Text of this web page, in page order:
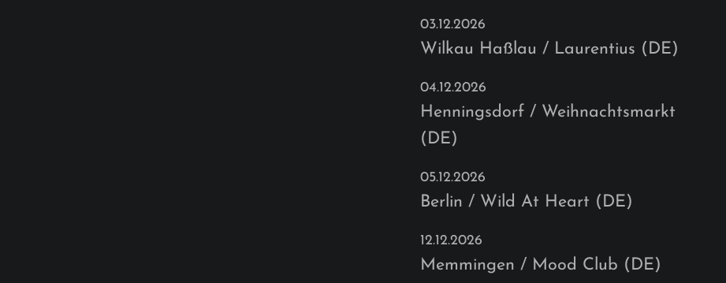
03.12.2026
Wilkau Haßlau / Laurentius (DE)
04.12.2026
Henningsdorf / Weihnachtsmarkt
(DE)
05.12.2026
Berlin / Wild At Heart (DE)
12.12.2026
Memmingen / Mood Club (DE)